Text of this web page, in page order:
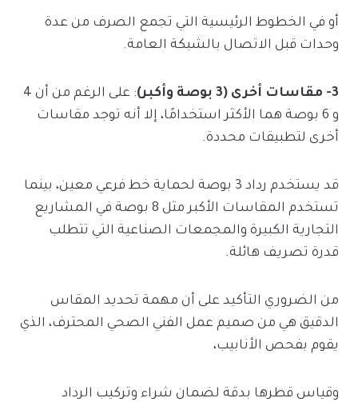
أو في الخطوط الرئيسية التي تجمع الصرف من عدة
وحدات قبل الاتصال بالشبكة العامة.
3- مقاسات أخرى (3 بوصة وأكبر)
: على الرغم من أن 4
و 6 بوصة هما الأكثر استخدامًا، إلا أنه توجد مقاسات
أخرى لتطبيقات محددة.
قد يستخدم رداد 3 بوصة لحماية خط فرعي معين، بينما
تستخدم المقاسات الأكبر مثل 8 بوصة في المشاريع
التجارية الكبيرة والمجمعات الصناعية التي تتطلب
قدرة تصريف هائلة.
من الضروري التأكيد على أن مهمة تحديد المقاس
الدقيق هي من صميم عمل الفني الصحي المحترف، الذي
يقوم بفحص الأنابيب،
وقياس قطرها بدقة لضمان شراء وتركيب الرداد